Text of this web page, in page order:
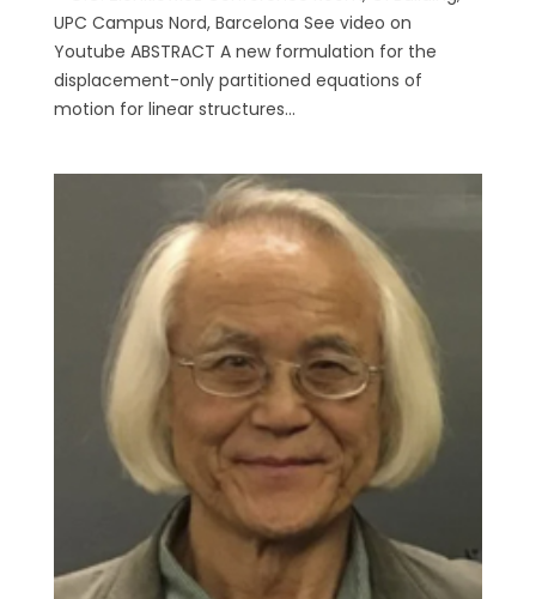
UPC Campus Nord, Barcelona See video on
Youtube ABSTRACT A new formulation for the
displacement-only partitioned equations of
motion for linear structures...